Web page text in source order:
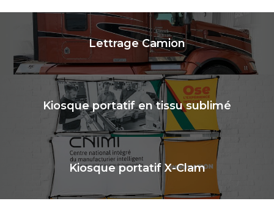
Lettrage Camion
Kiosque portatif en tissu sublimé
Kiosque portatif X-Clam